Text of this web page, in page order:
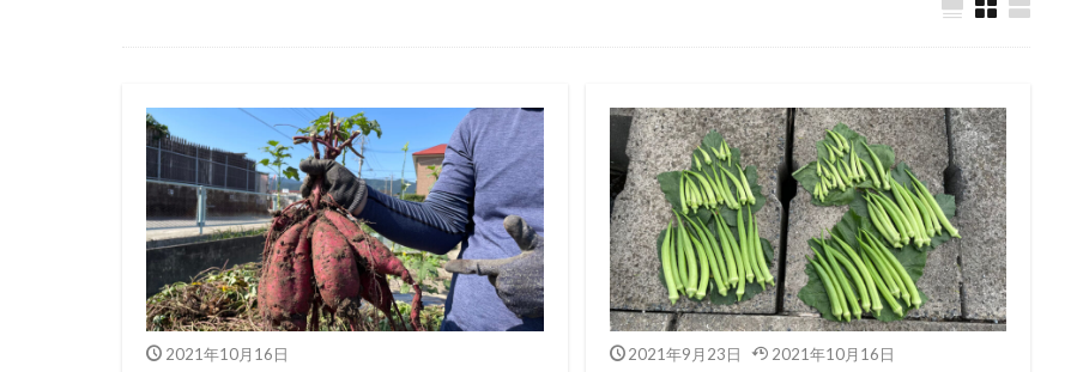
2021年10月16日 2021年9月23日 2021年10月16日